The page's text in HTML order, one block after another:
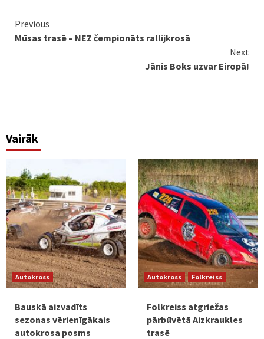
Continue
Reading
Previous
Mūsas trasē – NEZ čempionāts rallijkrosā
Next
Jānis Boks uzvar Eiropā!
Vairāk
Autokross
Bauskā aizvadīts
sezonas vērienīgākais
autokrosa posms
Autokross Folkreiss
Folkreiss atgriežas
pārbūvētā Aizkraukles
trasē